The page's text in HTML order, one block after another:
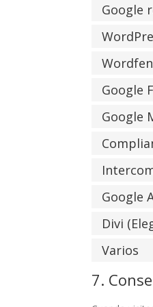
Google
Google
Google
Google
Divi
Varios
7.